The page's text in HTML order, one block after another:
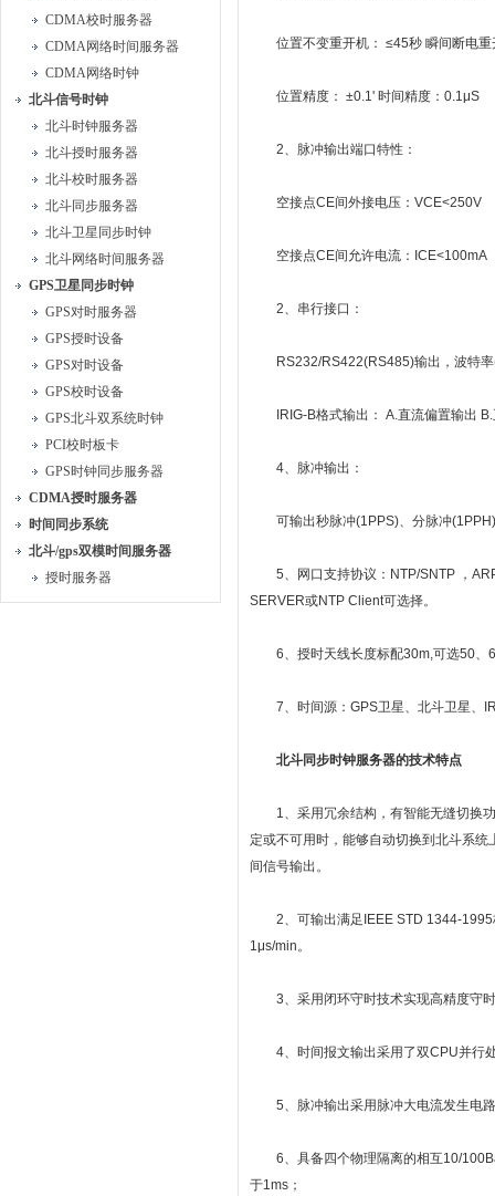
CDMA校时服务器
CDMA网络时间服务器
CDMA网络时钟
北斗信号时钟
北斗时钟服务器
北斗授时服务器
北斗校时服务器
北斗同步服务器
北斗卫星同步时钟
北斗网络时间服务器
GPS卫星同步时钟
GPS对时服务器
GPS授时设备
GPS对时设备
GPS校时设备
GPS北斗双系统时钟
PCI校时板卡
GPS时钟同步服务器
CDMA授时服务器
时间同步系统
北斗/gps双模时间服务器
授时服务器
位置不变重开机： ≤45秒 瞬间断电重
位置精度： ±0.1' 时间精度：0.1μS
2、脉冲输出端口特性：
空接点CE间外接电压：VCE<250V
空接点CE间允许电流：ICE<100mA
2、串行接口：
RS232/RS422(RS485)输出，波特率
IRIG-B格式输出： A.直流偏置输出 B.
4、脉冲输出：
可输出秒脉冲(1PPS)、分脉冲(1PPH)
5、网口支持协议：NTP/SNTP ，ARP
SERVER或NTP Client可选择。
6、授时天线长度标配30m,可选50、
7、时间源：GPS卫星、北斗卫星、
北斗同步时钟服务器的技术特点
1、采用冗余结构，有智能无缝切换功
定或不可用时，能够自动切换到北斗系
间信号输出。
2、可输出满足IEEE STD 1344-1995
1μs/min。
3、采用闭环守时技术实现高精度守时
4、时间报文输出采用了双CPU并行处
5、脉冲输出采用脉冲大电流发生电路
6、具备四个物理隔离的相互10/
于1ms；